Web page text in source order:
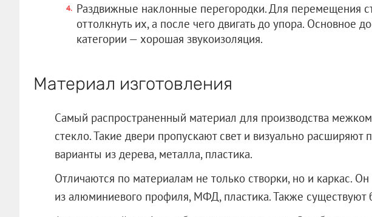
Раздвижные наклонные перегородки. Для перемещения
оттолкнуть их, а после чего двигать до упора. Основное
категории — хорошая звукоизоляция.
Материал изготовления
Самый распространенный материал для производства
стекло. Такие двери пропускают свет и визуально расширяют
варианты из дерева, металла, пластика.
Отличаются по материалам не только створки, но и каркас.
из алюминиевого профиля, МФД, пластика. Также существуют